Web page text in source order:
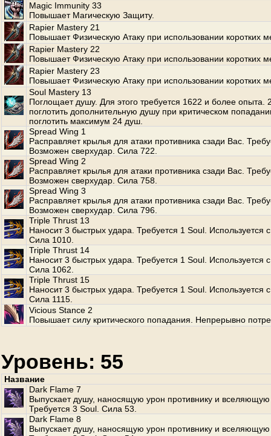
Magic Immunity 33
Повышает Магическую Защиту.
Rapier Mastery 21
Повышает Физическую Атаку при использовании коротких
Rapier Mastery 22
Повышает Физическую Атаку при использовании коротких
Rapier Mastery 23
Повышает Физическую Атаку при использовании коротких
Soul Mastery 13
Поглощает душу. Для этого требуется 1622 и более опыта.
поглотить дополнительную душу при критическом
поглотить максимум 24 душ.
Spread Wing 1
Расправляет крылья для атаки противника сзади Вас.
Возможен сверхудар. Сила 722.
Spread Wing 2
Расправляет крылья для атаки противника сзади Вас.
Возможен сверхудар. Сила 758.
Spread Wing 3
Расправляет крылья для атаки противника сзади Вас.
Возможен сверхудар. Сила 796.
Triple Thrust 13
Наносит 3 быстрых удара. Требуется 1 Soul. Используется
Сила 1010.
Triple Thrust 14
Наносит 3 быстрых удара. Требуется 1 Soul. Используется
Сила 1062.
Triple Thrust 15
Наносит 3 быстрых удара. Требуется 1 Soul. Используется
Сила 1115.
Vicious Stance 2
Повышает силу критического попадания. Непрерывно
Уровень: 55
Название
Dark Flame 7
Выпускает душу, наносящую урон противнику и вселяющую
Требуется 3 Soul. Сила 53.
Dark Flame 8
Выпускает душу, наносящую урон противнику и вселяющую